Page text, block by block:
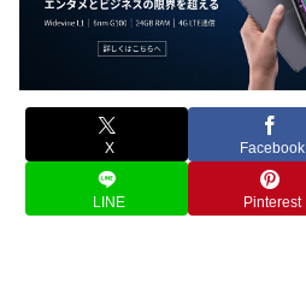
X Facebook
LINE Pinterest